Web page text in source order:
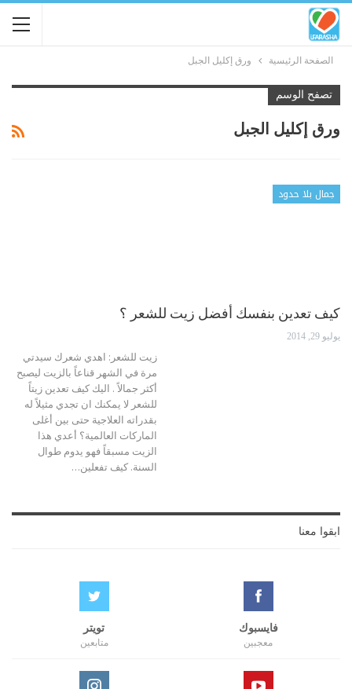
الصفحة الرئيسية ورق إكليل الجبل
تصفح الوسم
ورق إكليل الجبل
جمال بلا حدود
كيف تعدين بنفسك أفضل زيت للشعر ؟
يوليو 29, 2014
زيت للشعر: اهدي شعرك سيدتي
مرة في الشهر قناعاً بالزيت ليصبح
أكثر جمالاً . اليك كيف تعدين زيتاً
للشعر لا يمكنك ان تجدي مثيلاً له
بقدراته العلاجية حتى بين أغلى
الماركات العالمية؟ أعدي هذا
الزيت مسبقاً فهو يدوم طوال
السنة. كيف تفعلين…
ابقوا معنا
فايسبوك
معجبين
تويتر
متابعين